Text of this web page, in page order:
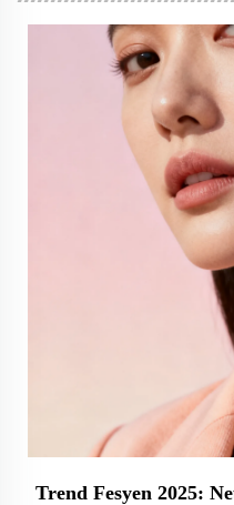
berkembang
Trend Fesyen 2025: